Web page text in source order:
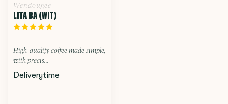
Wendougee
LITA BA (WIT)
High-quality coffee made simple,
with precis...
Deliverytime